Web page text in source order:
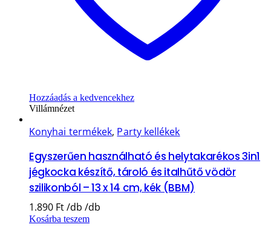
Hozzáadás a kedvencekhez
Villámnézet
Konyhai termékek, Party kellékek
Egyszerűen használható és helytakarékos 3in1
jégkocka készítő, tároló és italhűtő vödör
szilikonból – 13 x 14 cm, kék (BBM)
1.890 Ft
Kosárba teszem